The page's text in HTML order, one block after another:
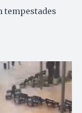
tempestades